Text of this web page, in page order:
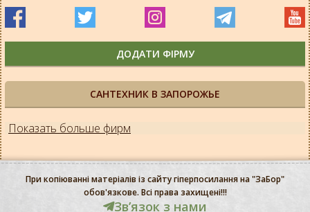
САНТЕХНИК В ЗАПОРОЖЬЕ
Показать больше фирм
ДОДАТИ ФІРМУ
При копіюванні матеріалів із сайту гіперпосилання на "ЗаБор"
обов'язкове. Всі права захищені!!!
Звʼязок з нами